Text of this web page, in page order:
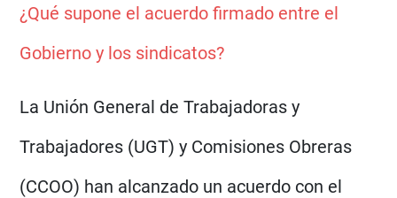
¿Qué supone el acuerdo firmado entre el
Gobierno y los sindicatos?
La Unión General de Trabajadoras y
Trabajadores (UGT) y Comisiones Obreras
(CCOO) han alcanzado un acuerdo con el